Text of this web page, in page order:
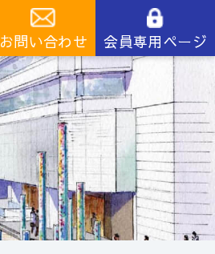
お問い合わせ 会員専用ページ